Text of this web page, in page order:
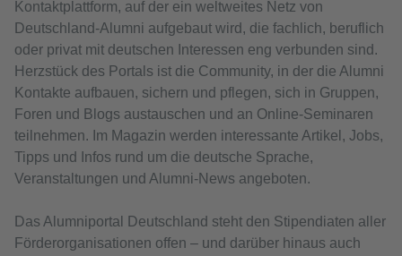
Kontaktplattform, auf der ein weltweites Netz von
Deutschland-Alumni aufgebaut wird, die fachlich, beruflich
oder privat mit deutschen Interessen eng verbunden sind.
Herzstück des Portals ist die Community, in der die Alumni
Kontakte aufbauen, sichern und pflegen, sich in Gruppen,
Foren und Blogs austauschen und an Online-Seminaren
teilnehmen. Im Magazin werden interessante Artikel, Jobs,
Tipps und Infos rund um die deutsche Sprache,
Veranstaltungen und Alumni-News angeboten.
Das Alumniportal Deutschland steht den Stipendiaten aller
Förderorganisationen offen – und darüber hinaus auch